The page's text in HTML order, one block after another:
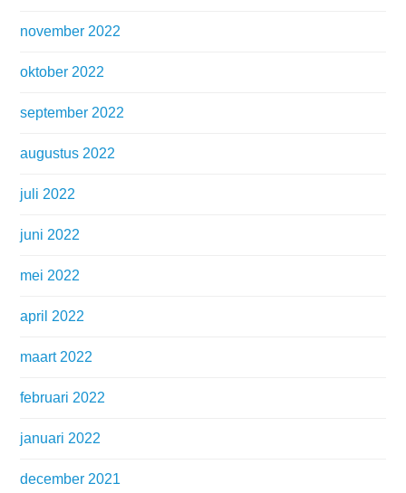
november 2022
oktober 2022
september 2022
augustus 2022
juli 2022
juni 2022
mei 2022
april 2022
maart 2022
februari 2022
januari 2022
december 2021